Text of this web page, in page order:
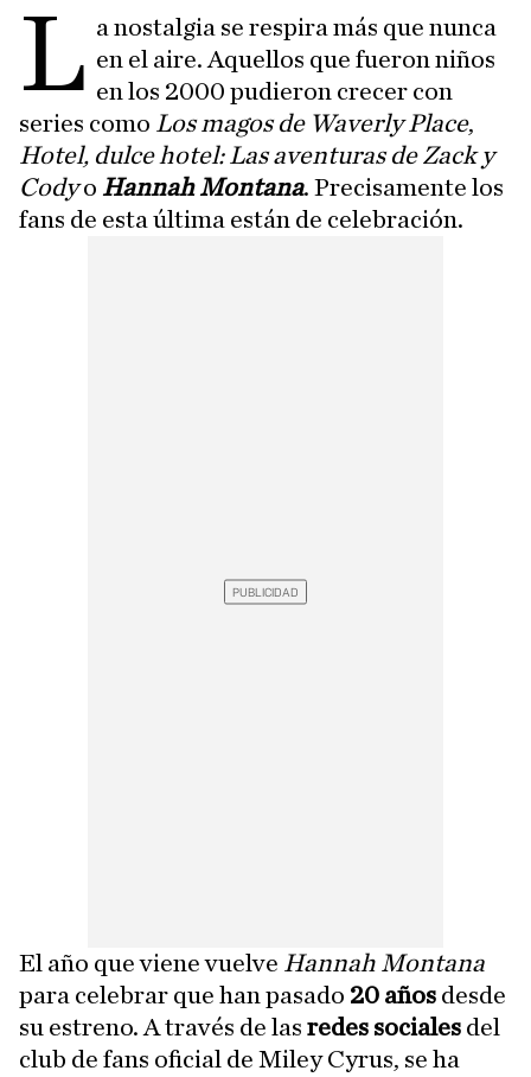
L a nostalgia se respira más que nunca
en el aire. Aquellos que fueron niños
en los 2000 pudieron crecer con
series como Los magos de Waverly Place,
Hotel, dulce hotel: Las aventuras de Zack y
Codyo Hannah Montana. Precisamente los
fans de esta última están de celebración.
El año que viene vuelve Hannah Montana
para celebrar que han pasado 20 años desde
su estreno. A través de las redes sociales del
club de fans oficial de Miley Cyrus, se ha